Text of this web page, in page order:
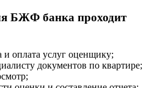
БЖФ банка проходит
и оплата услуг оценщику;
документов по квартире;